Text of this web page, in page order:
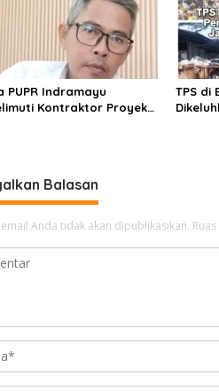
PUPR Indramayu
Kontraktor Proyek
TPS di
Balasan
Anda tidak akan dipublikasikan.